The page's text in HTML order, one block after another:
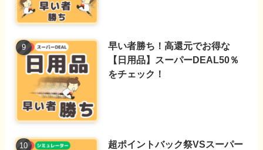
早い者勝ち！高還元でお得な
【日用品】スーパーDEAL50％
をチェック！
超ポイントバック祭VSスーパー